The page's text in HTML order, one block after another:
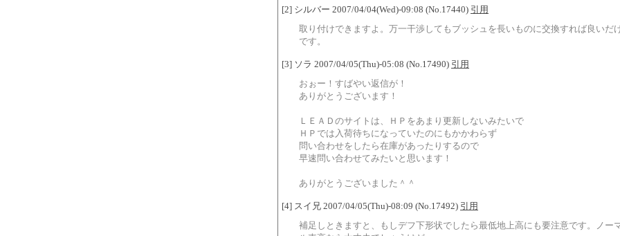
[2] シルバー 2007/04/04(Wed)-09:08 (No.17440) 引用
取り付けできますよ。万一干渉してもブッシュを長いものに交換すれば良いだ
です。
[3] ソラ 2007/04/05(Thu)-05:08 (No.17490) 引用
おぉー！すばやい返信が！
ありがとうございます！
ＬＥＡＤのサイトは、ＨＰをあまり更新しないみたいで
ＨＰでは入荷待ちになっていたのにもかかわらず
問い合わせをしたら在庫があったりするので
早速問い合わせてみたいと思います！
ありがとうございました＾＾
[4] スイ兄 2007/04/05(Thu)-08:09 (No.17492) 引用
補足しときますと、もしデフ下形状でしたら最低地上高にも要注意です。ノー